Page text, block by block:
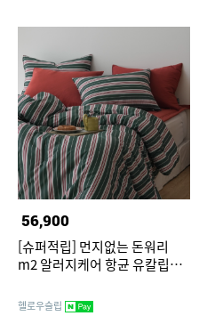
56,900
[슈퍼적립] 먼지없는 돈워리
m2 알러지케어 항균 유칼립투
헬로우슬립